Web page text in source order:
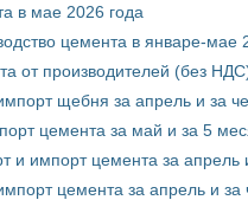
в мае 2026 года
цемента в январе-мае
от производителей (без
щебня за апрель и за
цемента за май и за 5
и импорт цемента за
цемента за апрель и